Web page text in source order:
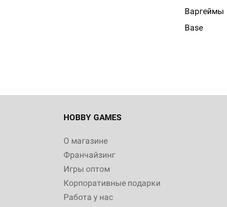
Варгеймы
Base
HOBBY GAMES
О магазине
Франчайзинг
Игры оптом
Корпоративные подарки
Работа у нас
Настольная игра Hobby World Журнал
"Мир фантастики. Спецвыпуск: Братья
империи: Боевая тревога
799
Настольная игра Hobby World Сумерки
империи. Четвёртая редакция: Грозовой
Рубеж
12 990